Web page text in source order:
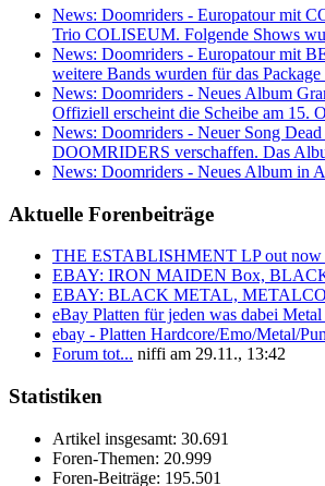
News: Doomriders - Europatour mit
Trio COLISEUM. Folgende Shows
News: Doomriders - Europatour mit
weitere Bands wurden für das
News: Doomriders - Neues Album
Offiziell erscheint die Scheibe am 15.
News: Doomriders - Neuer Song
DOOMRIDERS verschaffen. Das
News: Doomriders - Neues Album in
Aktuelle Forenbeiträge
THE ESTABLISHMENT LP out now
EBAY: IRON MAIDEN Box,
EBAY: BLACK METAL,
eBay Platten für jeden was dabei
ebay - Platten Hardcore/Emo/Metal/
Forum tot... niffi am 29.11., 13:42
Statistiken
Artikel insgesamt: 30.691
Foren-Themen: 20.999
Foren-Beiträge: 195.501